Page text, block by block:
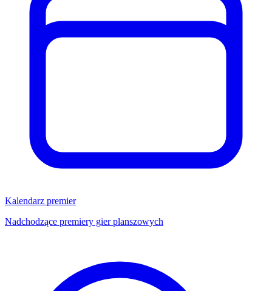
Kalendarz premier
Nadchodzące premiery gier planszowych